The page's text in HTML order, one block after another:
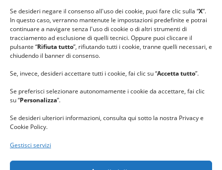
Se desideri negare il consenso all'uso dei cookie, puoi fare clic sulla “X”.
In questo caso, verranno mantenute le impostazioni predefinite e potrai
continuare a navigare senza l'uso di cookie o di altri strumenti di
tracciamento ad esclusione di quelli tecnici. Oppure puoi cliccare il
pulsante “Rifiuta tutto”, rifiutando tutti i cookie, tranne quelli necessari, e
chiudendo il banner di consenso.
Se, invece, desideri accettare tutti i cookie, fai clic su “Accetta tutto”.
Se preferisci selezionare autonomamente i cookie da accettare, fai clic
su “Personalizza”.
Se desideri ulteriori informazioni, consulta qui sotto la nostra Privacy e
Cookie Policy.
Gestisci servizi
#ilcaloredellempatia